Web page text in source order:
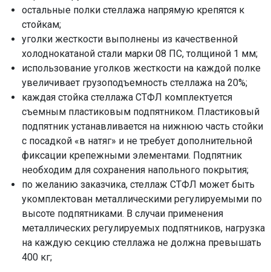
остальные полки стеллажа напрямую крепятся к
стойкам;
уголки жесткости выполнены из качественной
холоднокатаной стали марки 08 ПС, толщиной 1 мм;
использование уголков жесткости на каждой полке
увеличивает грузоподъемность стеллажа на 20%;
каждая стойка стеллажа СТФЛ комплектуется
съемным пластиковым подпятником. Пластиковый
подпятник устанавливается на нижнюю часть стойки
с посадкой «в натяг» и не требует дополнительной
фиксации крепежными элементами. Подпятник
необходим для сохранения напольного покрытия;
по желанию заказчика, стеллаж СТФЛ может быть
укомплектован металлическими регулируемыми по
высоте подпятниками. В случаи применения
металлических регулируемых подпятников, нагрузка
на каждую секцию стеллажа не должна превышать
400 кг;